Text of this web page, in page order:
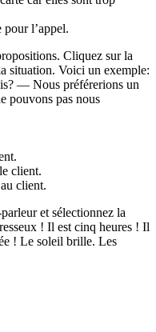
l’appel.
Cliquez sur la
situation. Voici un exemple:
— Nous préférerions un
pouvons pas nous
client.
client.
et sélectionnez la
! Il est cinq heures ! Il
! Le soleil brille. Les